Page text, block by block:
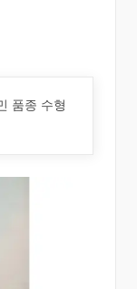
품종 수형